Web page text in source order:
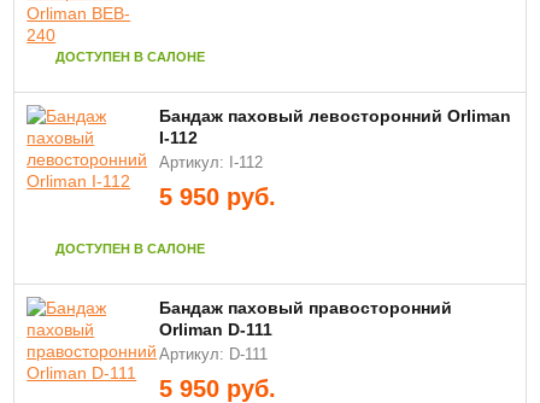
ДОСТУПЕН В САЛОНЕ
Бандаж паховый левосторонний Orliman
I-112
Артикул: I-112
5 950 руб.
ДОСТУПЕН В САЛОНЕ
Бандаж паховый правосторонний
Orliman D-111
Артикул: D-111
5 950 руб.